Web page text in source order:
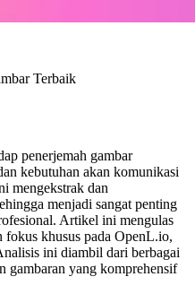
Terbaik
penerjemah gambar
kebutuhan akan komunikasi
mengekstrak dan
menjadi sangat penting
Artikel ini mengulas
fokus khusus pada OpenL.io,
ini diambil dari berbagai
gambaran yang komprehensif